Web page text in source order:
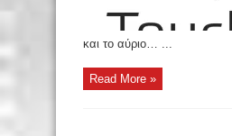
και το αύριο… ...
Read More »